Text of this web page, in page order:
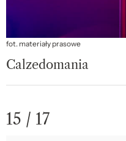
fot. materiały prasowe
Calzedomania
15 / 17